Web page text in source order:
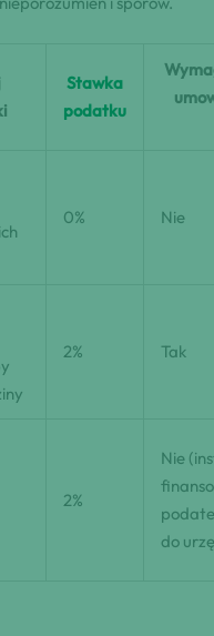
Stawka
podatku
0% Nie
2% Tak
2%
Nie
do